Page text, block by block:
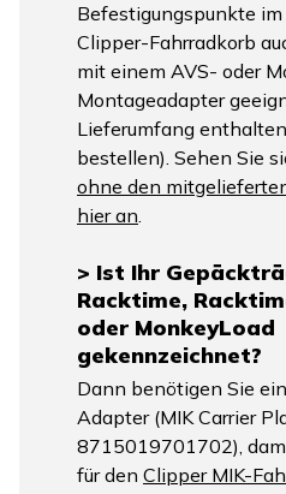
Befestigungspunkte
Clipper-Fahrradkorb
mit einem AVS- oder
Montageadapter
Lieferumfang
bestellen). Sehen Sie
ohne den
hier an.
> Ist Ihr
Racktime,
oder MonkeyLoad
gekennzeichnet?
Dann benötigen Sie
Adapter (MIK Carrier
8715019701702),
für den Clipper MIK-